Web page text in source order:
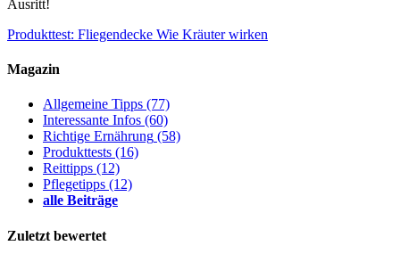
Ausritt!
Produkttest: Fliegendecke Wie Kräuter wirken
Magazin
Allgemeine Tipps (77)
Interessante Infos (60)
Richtige Ernährung (58)
Produkttests (16)
Reittipps (12)
Pflegetipps (12)
alle Beiträge
Zuletzt bewertet